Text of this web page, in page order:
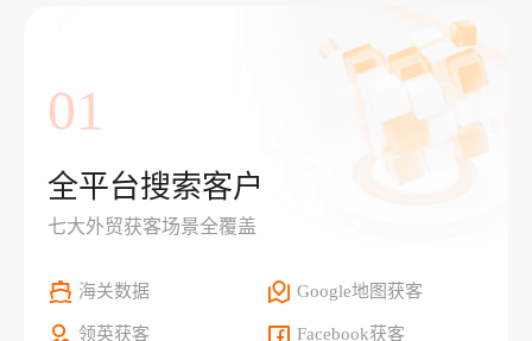
01
全平台搜索客户
七大外贸获客场景全覆盖
海关数据 Google地图获客
领英获客 Facebook获客